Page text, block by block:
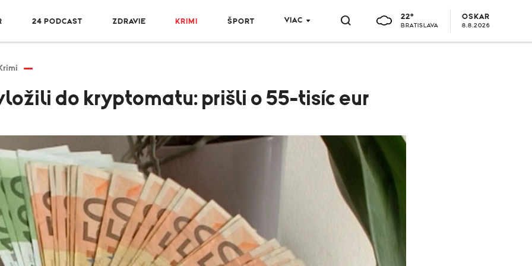
24 PODCAST ZDRAVIE KRIMI ŠPORT VIAC 22°
BRATISLAVA
OSKAR
8.8.2026
do kryptomatu: prišli o 55-tisíc eur